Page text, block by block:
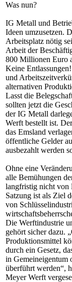
Was nun?
IG Metall und
Ideen umzusetzen.
Arbeitsplatz nötig
Arbeit der
800 Millionen Euro
Keine
und
alternativen
Lasst die
sollten jetzt die
der IG Metall
Werft bestellt ist.
das Emsland
öffentliche Gelder
ausbezahlt werden
Ohne eine
alle Bemühungen
langfristig nicht von
Satzung ist als Ziel
von
Die Werftindustrie
gehört sicher dazu.
Produktionsmittel
durch ein Gesetz,
in Gemeineigentum
überführt werden“,
Meyer Werft